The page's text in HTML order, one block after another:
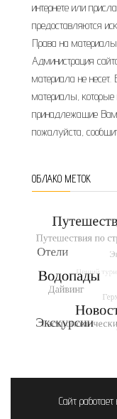
интернете или
предоставляются
Права на
Администрация
материала не
материалы,
принадлежащие
пожалуйста,
ОБЛАКО МЕТОК
Сайт работает